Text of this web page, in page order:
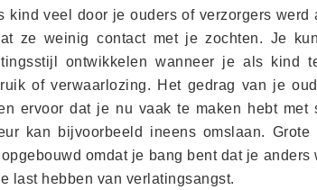
kind veel door je ouders of verzorgers werd
ze weinig contact met je zochten. Je
ontwikkelen wanneer je als kind
of verwaarlozing. Het gedrag van je
ervoor dat je nu vaak te maken hebt met
kan bijvoorbeeld ineens omslaan.
opgebouwd omdat je bang bent dat je
last hebben van verlatingsangst.